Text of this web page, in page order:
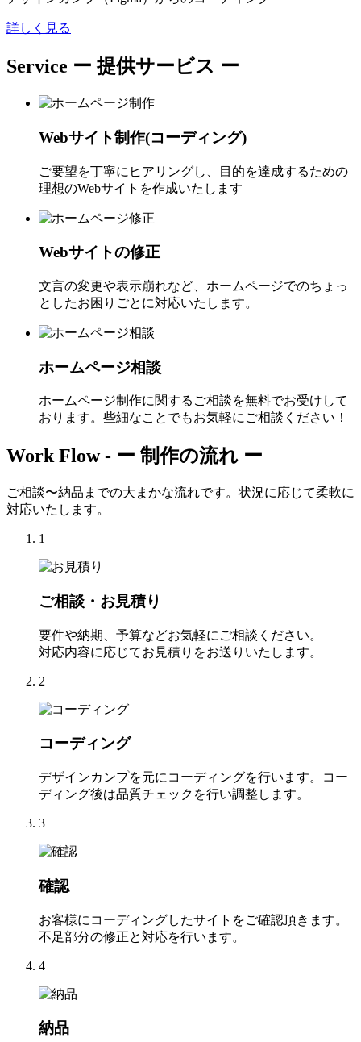
詳しく見る
Service ー 提供サービス ー
Webサイト制作(コーディング)
ご要望を丁寧にヒアリングし、目的を達成するための
理想のWebサイトを作成いたします
Webサイトの修正
文言の変更や表示崩れなど、ホームページでのちょっ
としたお困りごとに対応いたします。
ホームページ相談
ホームページ制作に関するご相談を無料でお受けして
おります。些細なことでもお気軽にご相談ください！
Work Flow - ー 制作の流れ ー
ご相談〜納品までの大まかな流れです。状況に応じて柔軟に
対応いたします。
1
ご相談・お見積り
要件や納期、予算などお気軽にご相談ください。
対応内容に応じてお見積りをお送りいたします。
2
コーディング
デザインカンプを元にコーディングを行います。コー
ディング後は品質チェックを行い調整します。
3
確認
お客様にコーディングしたサイトをご確認頂きます。
不足部分の修正と対応を行います。
4
納品